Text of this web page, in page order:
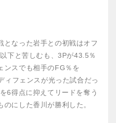
となった岩手との初戦はオフ
下と苦しむも、3Pが43.5％
ンスでも相手のFG％を
ィフェンスが光った試合だっ
6得点に抑えてリードを奪う
にした香川が勝利した。